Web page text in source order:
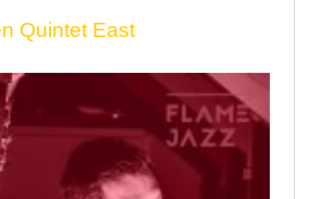
Quintet East